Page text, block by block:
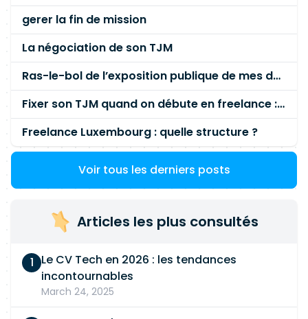
gerer la fin de mission
La négociation de son TJM
Ras-le-bol de l’exposition publique de mes données personnelles liées à mon entreprise
Fixer son TJM quand on débute en freelance : la méthode mathématique (et pas au feeling) 🛑
Freelance Luxembourg : quelle structure ?
Voir tous les derniers posts
Articles les plus consultés
Le CV Tech en 2026 : les tendances
incontournables
March 24, 2025